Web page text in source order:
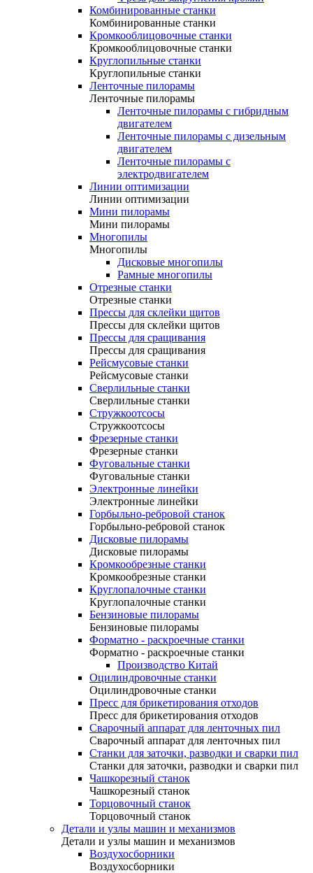
Комбинированные станки
Комбинированные станки
Кромкооблицовочные станки
Кромкооблицовочные станки
Круглопильные станки
Круглопильные станки
Ленточные пилорамы
Ленточные пилорамы
Ленточные пилорамы с гибридным
двигателем
Ленточные пилорамы с дизельным
двигателем
Ленточные пилорамы с
электродвигателем
Линии оптимизации
Линии оптимизации
Мини пилорамы
Мини пилорамы
Многопилы
Многопилы
Дисковые многопилы
Рамные многопилы
Отрезные станки
Отрезные станки
Прессы для склейки щитов
Прессы для склейки щитов
Прессы для сращивания
Прессы для сращивания
Рейсмусовые станки
Рейсмусовые станки
Сверлильные станки
Сверлильные станки
Стружкоотсосы
Стружкоотсосы
Фрезерные станки
Фрезерные станки
Фуговальные станки
Фуговальные станки
Электронные линейки
Электронные линейки
Горбыльно-ребровой станок
Горбыльно-ребровой станок
Дисковые пилорамы
Дисковые пилорамы
Кромкообрезные станки
Кромкообрезные станки
Круглопалочные станки
Круглопалочные станки
Бензиновые пилорамы
Бензиновые пилорамы
Форматно - раскроечные станки
Форматно - раскроечные станки
Производство Китай
Оцилиндровочные станки
Оцилиндровочные станки
Пресс для брикетирования отходов
Пресс для брикетирования отходов
Сварочный аппарат для ленточных пил
Сварочный аппарат для ленточных пил
Станки для заточки, разводки и сварки пил
Станки для заточки, разводки и сварки пил
Чашкорезный станок
Чашкорезный станок
Торцовочный станок
Торцовочный станок
Детали и узлы машин и механизмов
Детали и узлы машин и механизмов
Воздухосборники
Воздухосборники